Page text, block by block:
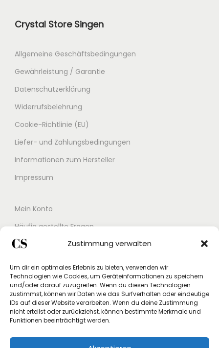
Zustimmung verwalten
Um dir ein optimales Erlebnis zu bieten, verwenden wir
Technologien wie Cookies, um Geräteinformationen zu speichern
und/oder darauf zuzugreifen. Wenn du diesen Technologien
zustimmst, können wir Daten wie das Surfverhalten oder eindeutige
IDs auf dieser Website verarbeiten. Wenn du deine Zustimmung
nicht erteilst oder zurückziehst, können bestimmte Merkmale und
Funktionen beeinträchtigt werden.
Crystal Store Singen
Allgemeine Geschäftsbedingungen
Gewährleistung / Garantie
Datenschutzerklärung
Widerrufsbelehrung
Cookie-Richtlinie (EU)
Liefer- und Zahlungsbedingungen
Informationen zum Hersteller
Impressum
Mein Konto
Häufig gestellte Fragen
Kontakt
Studex App
Einverständniserklärung
Rücksendung beantragen